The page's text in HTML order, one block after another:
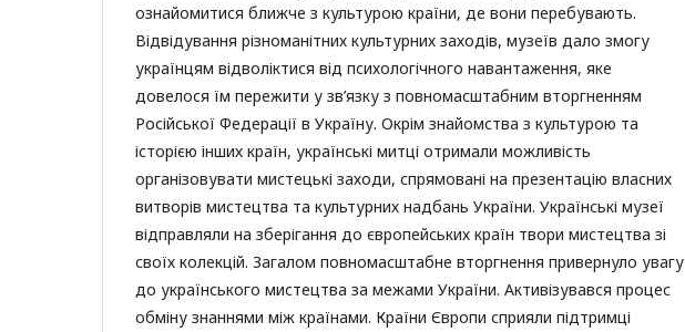
ознайомитися ближче з культурою країни, де вони перебувають.
Відвідування різноманітних культурних заходів, музеїв дало змогу
українцям відволіктися від психологічного навантаження, яке
довелося їм пережити у зв’язку з повномасштабним вторгненням
Російської Федерації в Україну. Окрім знайомства з культурою та
історією інших країн, українські митці отримали можливість
організовувати мистецькі заходи, спрямовані на презентацію власних
витворів мистецтва та культурних надбань України. Українські музеї
відправляли на зберігання до європейських країн твори мистецтва зі
своїх колекцій. Загалом повномасштабне вторгнення привернуло увагу
до українського мистецтва за межами України. Активізувався процес
обміну знаннями між країнами. Країни Європи сприяли підтримці